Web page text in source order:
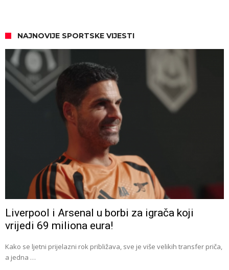
NAJNOVIJE SPORTSKE VIJESTI
Liverpool i Arsenal u borbi za igrača koji
vrijedi 69 miliona eura!
Kako se ljetni prijelazni rok približava, sve je više velikih transfer priča,
a jedna …